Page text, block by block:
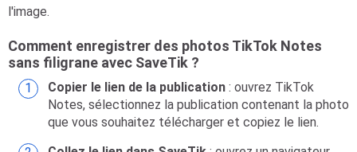
l'image.
Comment enregistrer des photos TikTok Notes
sans filigrane avec SaveTik ?
Copier le lien de la publication : ouvrez TikTok
Notes, sélectionnez la publication contenant la photo
que vous souhaitez télécharger et copiez le lien.